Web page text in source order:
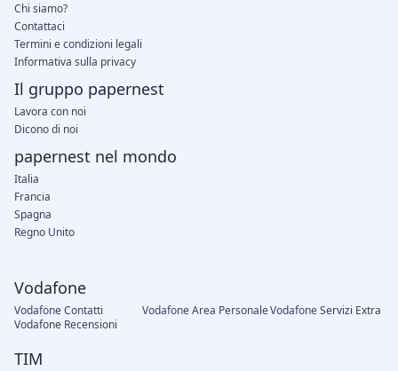
Vodafone
Vodafone Contatti Vodafone Area PersonaleVodafone Servizi Extra
Vodafone Recensioni
TIM
Chi siamo?
Contattaci
Termini e condizioni legali
Informativa sulla privacy
Il gruppo papernest
Lavora con noi
Dicono di noi
papernest nel mondo
Italia
Francia
Spagna
Regno Unito